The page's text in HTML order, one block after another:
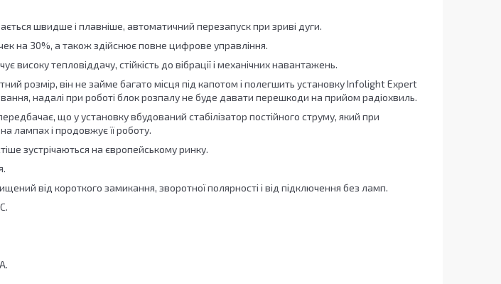
швидше і плавніше, автоматичний перезапуск при зриві дуги.
на 30%, а також здійснює повне цифрове управління.
високу тепловіддачу, стійкість до вібрації і механічних навантажень.
розмір, він не займе багато місця під капотом і полегшить установку Infolight Expert
надалі при роботі блок розпалу не буде давати перешкоди на прийом радіохвиль.
що у установку вбудований стабілізатор постійного струму, який при
лампах і продовжує її роботу.
зустрічаються на європейському ринку.
від короткого замикання, зворотної полярності і від підключення без ламп.